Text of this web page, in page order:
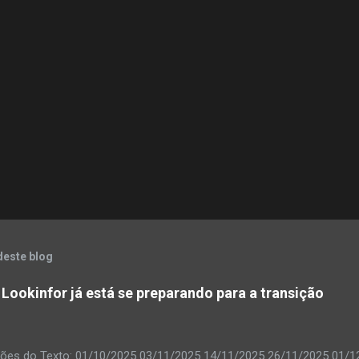
blog
já está se preparando para a transição
do Texto: 01/10/2025 03/11/2025 14/11/2025 26/11/2025 01/